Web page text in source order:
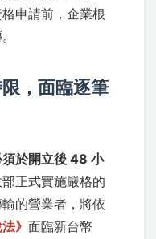
申請前，企業根
，面臨逐筆
於開立後 48 小
正式實施嚴格的
的營業者，將依
》 面臨新台幣